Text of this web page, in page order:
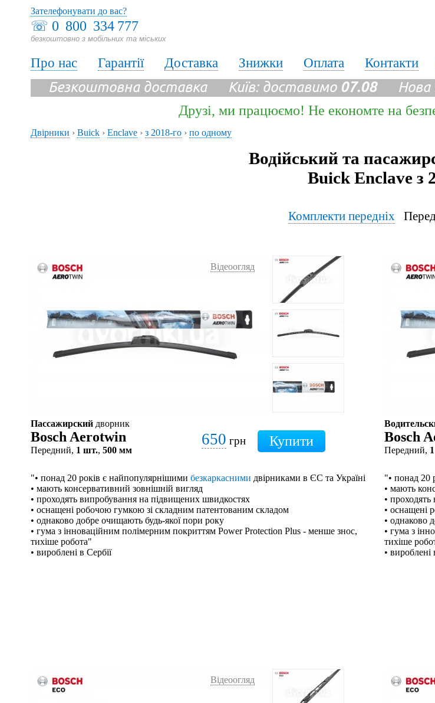
☏ 0 800 334 777
безкоштовно з мобільних та міських
Зателефонувати до вас?
Про нас Гарантії Доставка Знижки Оплата Контакти
Безкоштовна доставка Київ: доставимо 07.08Нова
Друзі, ми працюємо! Не економте на
Двірники › Buick › Enclave › з 2018-го › по одному
Водійський та
Buick Enclave з
Комплекти передніх
Відеоогляд
Пассажирский дворник
Bosch Aerotwin
Передний, 1 шт., 500 мм
650 грн
"• понад 20 років є найпопулярнішими безкаркасними двірниками в ЄС та Україні
• мають консервативний зовнішній вигляд
• проходять випробування на підвищених швидкостях
• оснащені робочою гумкою зі складним патентованим складом
• однаково добре очищають будь-якої пори року
• гума з інноваційним полімерним покриттям Power Protection Plus - менше знос,
тихіше робота"
• вироблені в Сербії
Bosch
Передний,
"• понад 20
• мають
•
• оснащені
• однаково
• гума з
тихіше
• вироблені
Відеоогляд